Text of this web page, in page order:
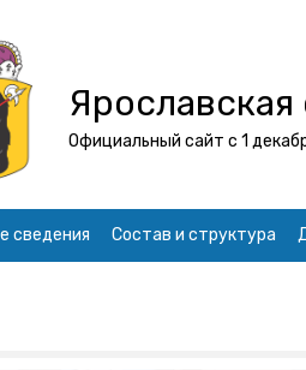
Официальный сайт с 1
сведения Состав и структура